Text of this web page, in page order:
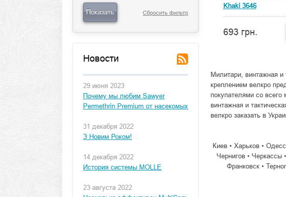
Показать Сбросить фильтр
Новости
29 июня 2023
Почему мы любим Sawyer
Permethrin Premium от насекомых
31 декабря 2022
З Новим Роком!
14 декабря 2022
История системы MOLLE
23 августа 2022
Khaki 3646
693 грн.
Милитари, винтажная
креплением велкро
покупателями со
винтажная и
велкро заказать в
Киев • Харьков •
Чернигов • Черкассы
Франковск •